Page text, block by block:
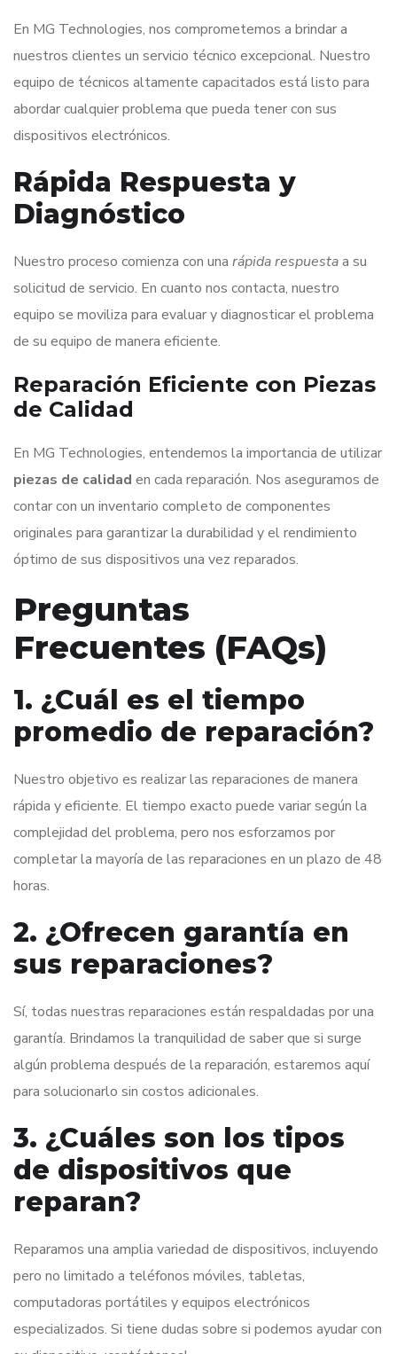
En MG Technologies, nos comprometemos a brindar a
nuestros clientes un servicio técnico excepcional. Nuestro
equipo de técnicos altamente capacitados está listo para
abordar cualquier problema que pueda tener con sus
dispositivos electrónicos.
Rápida Respuesta y
Diagnóstico
Nuestro proceso comienza con una rápida respuestaa su
solicitud de servicio. En cuanto nos contacta, nuestro
equipo se moviliza para evaluar y diagnosticar el problema
de su equipo de manera eficiente.
Reparación Eficiente con Piezas
de Calidad
En MG Technologies, entendemos la importancia de utilizar
piezas de calidad en cada reparación. Nos aseguramos de
contar con un inventario completo de componentes
originales para garantizar la durabilidad y el rendimiento
óptimo de sus dispositivos una vez reparados.
Preguntas
Frecuentes (FAQs)
1. ¿Cuál es el tiempo
promedio de reparación?
Nuestro objetivo es realizar las reparaciones de manera
rápida y eficiente. El tiempo exacto puede variar según la
complejidad del problema, pero nos esforzamos por
completar la mayoría de las reparaciones en un plazo de 48
horas.
2. ¿Ofrecen garantía en
sus reparaciones?
Sí, todas nuestras reparaciones están respaldadas por una
garantía. Brindamos la tranquilidad de saber que si surge
algún problema después de la reparación, estaremos aquí
para solucionarlo sin costos adicionales.
3. ¿Cuáles son los tipos
de dispositivos que
reparan?
Reparamos una amplia variedad de dispositivos, incluyendo
pero no limitado a teléfonos móviles, tabletas,
computadoras portátiles y equipos electrónicos
especializados. Si tiene dudas sobre si podemos ayudar con